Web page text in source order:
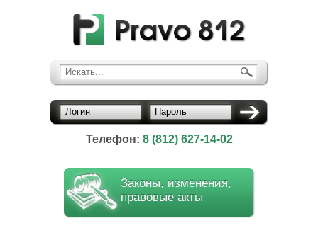
Искать...
Логин Пароль
Телефон: 8 (812) 627-14-02
Законы, изменения,
правовые акты